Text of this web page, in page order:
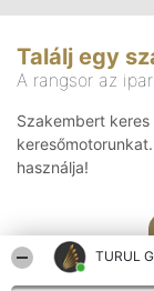
TURUL
Találj egy
A rangsor az
Szakembert
használja!